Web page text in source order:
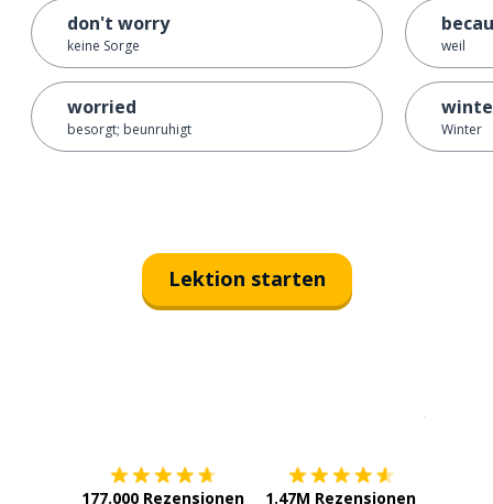
don't worry
keine Sorge
worried
besorgt; beunruhigt
weil
Winter
Lektion starten
177.000 Rezensionen 1.47M Rezensionen